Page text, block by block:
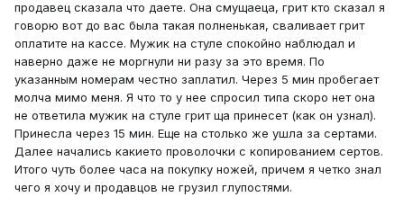
продавец сказала что даете. Она смущаеца, грит кто сказал я
говорю вот до вас была такая полненькая, сваливает грит
оплатите на кассе. Мужик на стуле спокойно наблюдал и
наверно даже не моргнули ни разу за это время. По
указанным номерам честно заплатил. Через 5 мин пробегает
молча мимо меня. Я что то у нее спросил типа скоро нет она
не ответила мужик на стуле грит ща принесет (как он узнал).
Принесла через 15 мин. Еще на столько же ушла за сертами.
Далее начались какието проволочки с копированием сертов.
Итого чуть более часа на покупку ножей, причем я четко знал
чего я хочу и продавцов не грузил глупостями.